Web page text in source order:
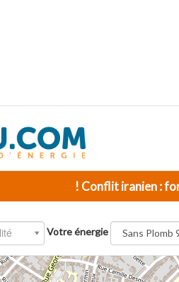
! Conflit iranien :
Votre énergie